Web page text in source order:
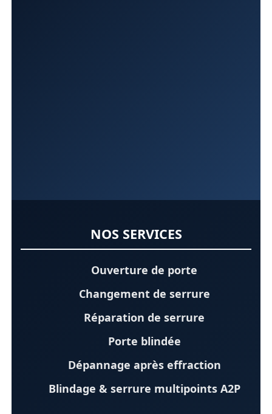
NOS SERVICES
Ouverture de porte
Changement de serrure
Réparation de serrure
Porte blindée
Dépannage après effraction
Blindage & serrure multipoints A2P